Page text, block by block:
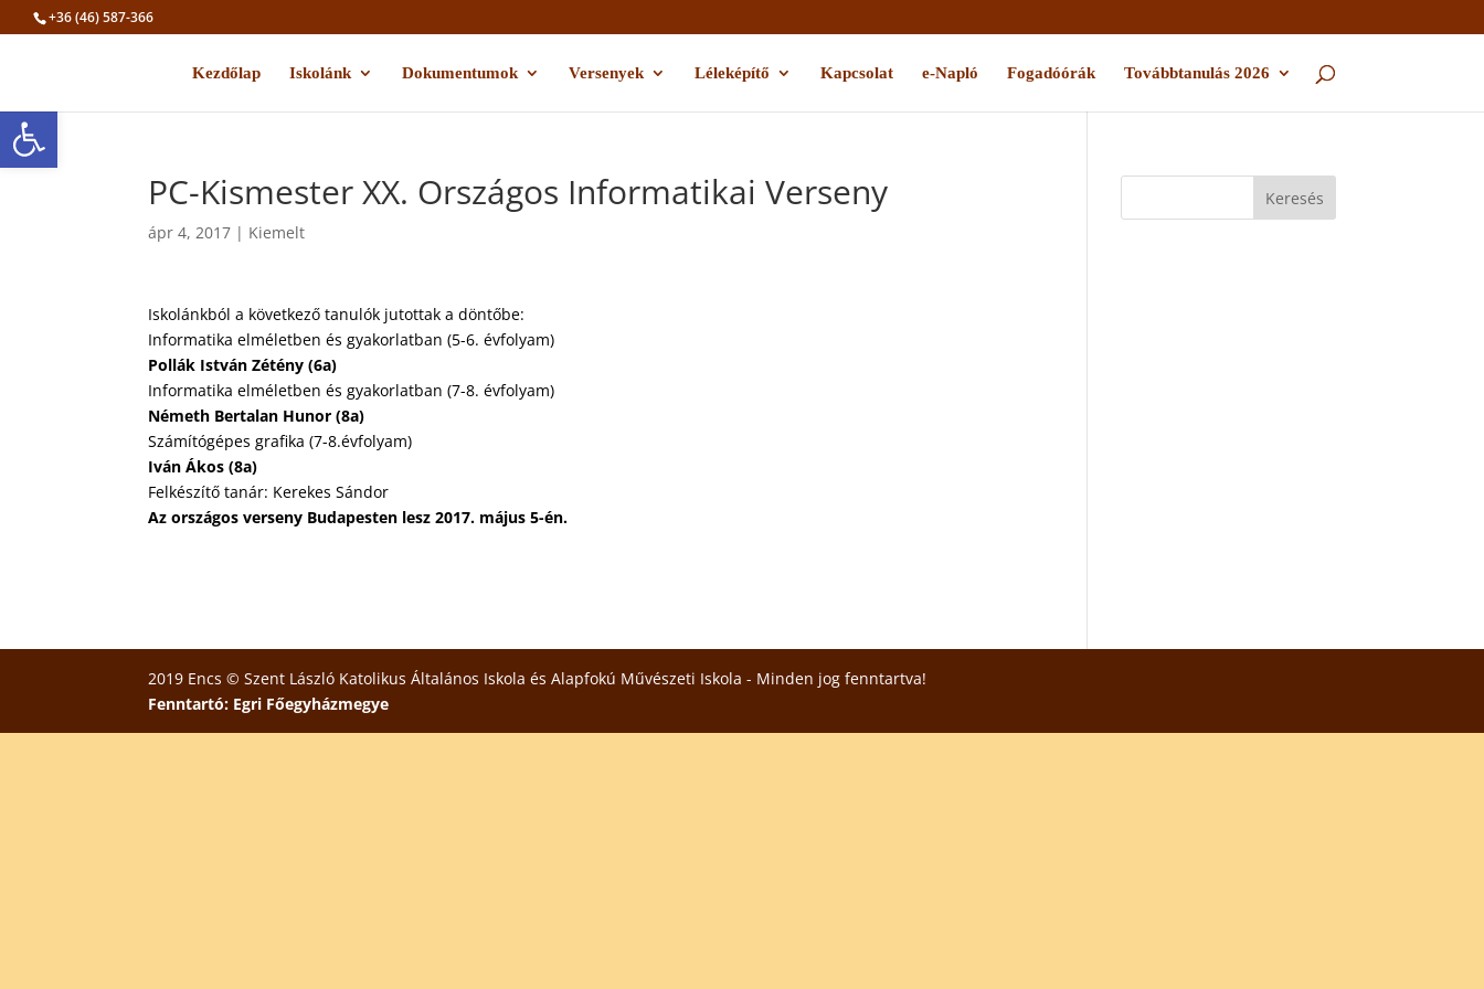
Eszköztár megnyitása
+36 (46) 587-366
Kezdőlap Iskolánk Dokumentumok Versenyek Léleképítő Kapcsolat e-Napló Fogadóórák Továbbtanulás 2026
PC-Kismester XX. Országos Informatikai Verseny
ápr 4, 2017 | Kiemelt
Iskolánkból a következő tanulók jutottak a döntőbe:
Informatika elméletben és gyakorlatban (5-6. évfolyam)
Pollák István Zétény (6a)
Informatika elméletben és gyakorlatban (7-8. évfolyam)
Németh Bertalan Hunor (8a)
Számítógépes grafika (7-8.évfolyam)
Iván Ákos (8a)
Felkészítő tanár: Kerekes Sándor
Az országos verseny Budapesten lesz 2017. május 5-én.
2019 Encs © Szent László Katolikus Általános Iskola és Alapfokú Művészeti Iskola - Minden jog fenntartva!
Fenntartó: Egri Főegyházmegye